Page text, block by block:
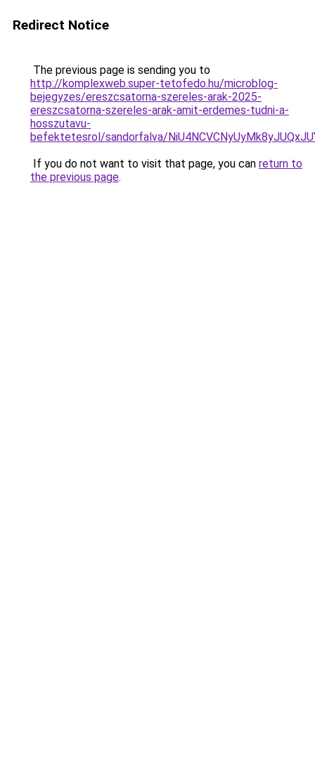
Redirect Notice
The previous page is sending you to
http://komplexweb.super-tetofedo.hu/microblog-
bejegyzes/ereszcsatorna-szereles-arak-2025-
ereszcsatorna-szereles-arak-amit-erdemes-tudni-a-
hosszutavu-
befektetesrol/sandorfalva/
If you do not want to visit that page, you can return to
the previous page.